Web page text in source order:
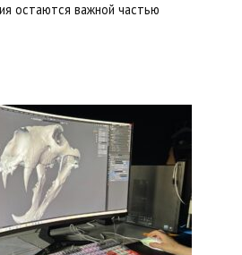
остаются важной частью